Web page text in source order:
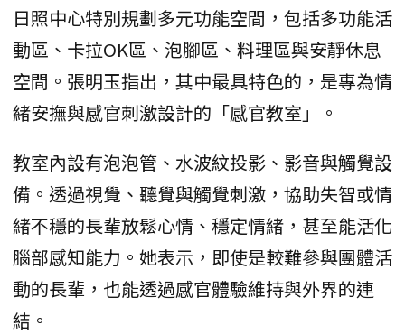
日照中心特別規劃多元功能空間，包括多功能活
動區、卡拉OK區、泡腳區、料理區與安靜休息
空間。張明玉指出，其中最具特色的，是專為情
緒安撫與感官刺激設計的「感官教室」。
教室內設有泡泡管、水波紋投影、影音與觸覺設
備。透過視覺、聽覺與觸覺刺激，協助失智或情
緒不穩的長輩放鬆心情、穩定情緒，甚至能活化
腦部感知能力。她表示，即使是較難參與團體活
動的長輩，也能透過感官體驗維持與外界的連
結。